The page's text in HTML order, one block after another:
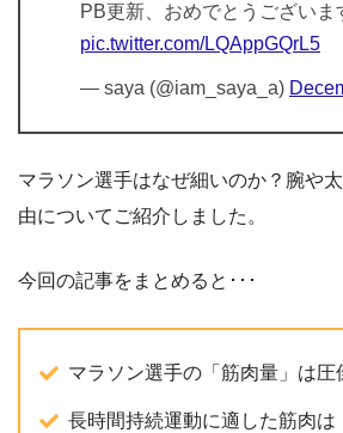
PB更新、おめでとうございま
pic.twitter.com/LQAppGQrL5
— saya (@iam_saya_a)
マラソン選手はなぜ細いのか？腕や
由についてご紹介しました。
今回の記事をまとめると･･･
マラソン選手の「筋肉量」は圧
長時間持続運動に適した筋肉は